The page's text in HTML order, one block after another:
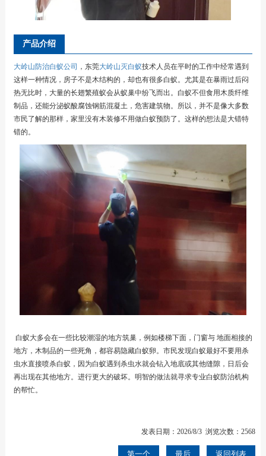
产品介绍
大岭山防治白蚁公司 ，东莞大岭山灭白蚁技术人员在平时的工作中经常遇到
这样一种情况，房子不是木结构的，却也有很多白蚁。尤其是在暴雨过后闷
热无比时，大量的长翅繁殖蚁会从蚁巢中纷飞而出。白蚁不但食用木质纤维
制品，还能分泌蚁酸腐蚀钢筋混凝土，危害建筑物。所以，并不是像大多数
市民了解的那样，家里没有木装修不用做白蚁预防了。这样的想法是大错特
错的。
白蚁大多会在一些比较潮湿的地方筑巢，例如楼梯下面，门窗与 地面相接的
地方，木制品的一些死角，都容易隐藏白蚁卵。市民发现白蚁最好不要用杀
虫水直接喷杀白蚁，因为白蚁遇到杀虫水就会钻入地底或其他缝隙，日后会
再出现在其他地方。进行更大的破坏。明智的做法就寻求专业白蚁防治机构
的帮忙。
发表日期：2026/8/3 浏览次数：2568
第一个 最后 返回列表